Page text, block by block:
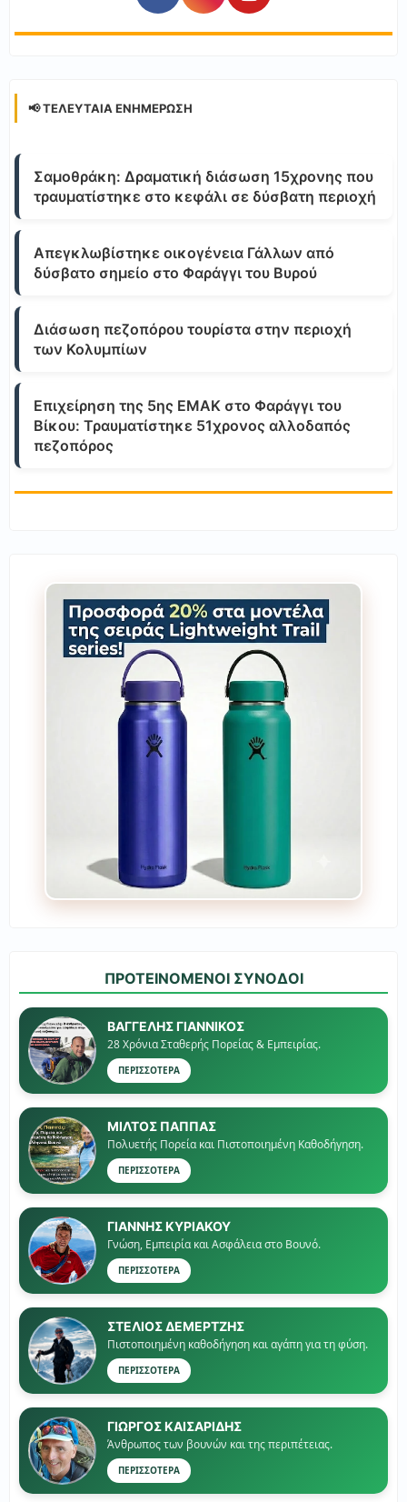
📢 ΤΕΛΕΥΤΑΊΑ ΕΝΗΜΈΡΩΣΗ
Σαμοθράκη: Δραματική διάσωση 15χρονης που
τραυματίστηκε στο κεφάλι σε δύσβατη περιοχή
Απεγκλωβίστηκε οικογένεια Γάλλων από
δύσβατο σημείο στο Φαράγγι του Βυρού
Διάσωση πεζοπόρου τουρίστα στην περιοχή
των Κολυμπίων
Επιχείρηση της 5ης ΕΜΑΚ στο Φαράγγι του
Βίκου: Τραυματίστηκε 51χρονος αλλοδαπός
πεζοπόρος
ΠΡΟΤΕΙΝΟΜΕΝΟΙ ΣΥΝΟΔΟΙ
ΒΑΓΓΕΛΗΣ ΓΙΑΝΝΙΚΟΣ
28 Χρόνια Σταθερής Πορείας & Εμπειρίας.
ΠΕΡΙΣΣΟΤΕΡΑ
ΜΙΛΤΟΣ ΠΑΠΠΑΣ
Πολυετής Πορεία και Πιστοποιημένη Καθοδήγηση.
ΠΕΡΙΣΣΟΤΕΡΑ
ΓΙΑΝΝΗΣ ΚΥΡΙΑΚΟΥ
Γνώση, Εμπειρία και Ασφάλεια στο Βουνό.
ΠΕΡΙΣΣΟΤΕΡΑ
ΣΤΕΛΙΟΣ ΔΕΜΕΡΤΖΗΣ
Πιστοποιημένη καθοδήγηση και αγάπη για τη φύση.
ΠΕΡΙΣΣΟΤΕΡΑ
ΓΙΏΡΓΟΣ ΚΑΙΣΑΡΙΔΗΣ
Άνθρωπος των βουνών και της περιπέτειας.
ΠΕΡΙΣΣΟΤΕΡΑ